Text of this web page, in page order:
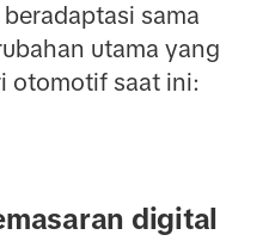
sama
utama yang
otomotif saat ini:
digital